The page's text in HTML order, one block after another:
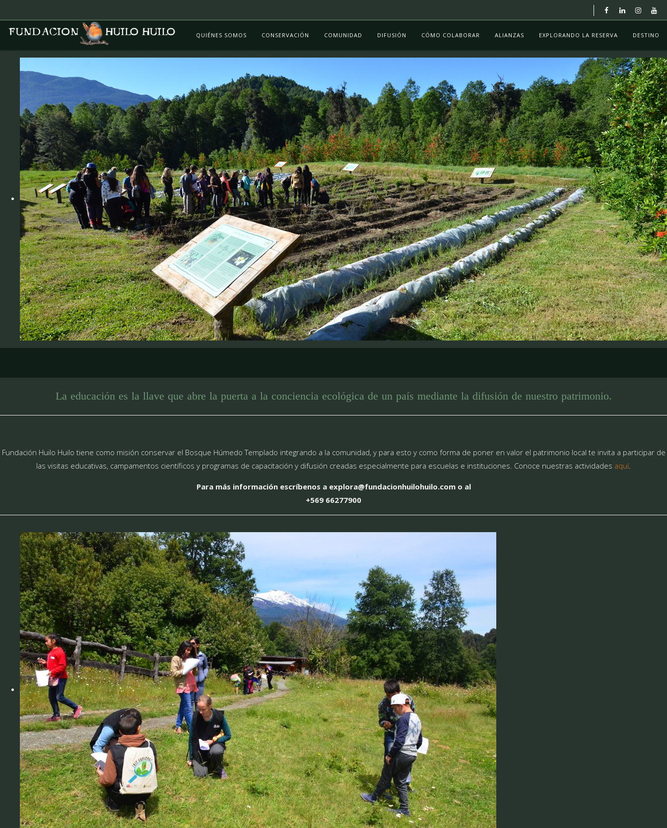
QUIÉNES SOMOS CONSERVACIÓN COMUNIDAD DIFUSIÓN CÓMO COLABORAR ALIANZAS EXPLORANDO LA RESERVA DESTINO
La educación es la llave que abre la puerta a la conciencia ecológica de un país mediante la difusión de nuestro patrimonio.
Fundación Huilo Huilo tiene como misión conservar el Bosque Húmedo Templado integrando a la comunidad, y para esto y como forma de poner en valor el patrimonio local te invita a participar de
las visitas educativas, campamentos científicos y programas de capacitación y difusión creadas especialmente para escuelas e instituciones. Conoce nuestras actividades aquí.
Para más información escríbenos a explora@fundacionhuilohuilo.com o al
+569 66277900